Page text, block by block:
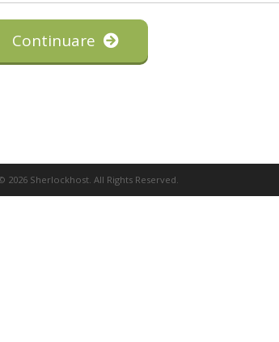
Continuare
2026 Sherlockhost. All Rights Reserved.